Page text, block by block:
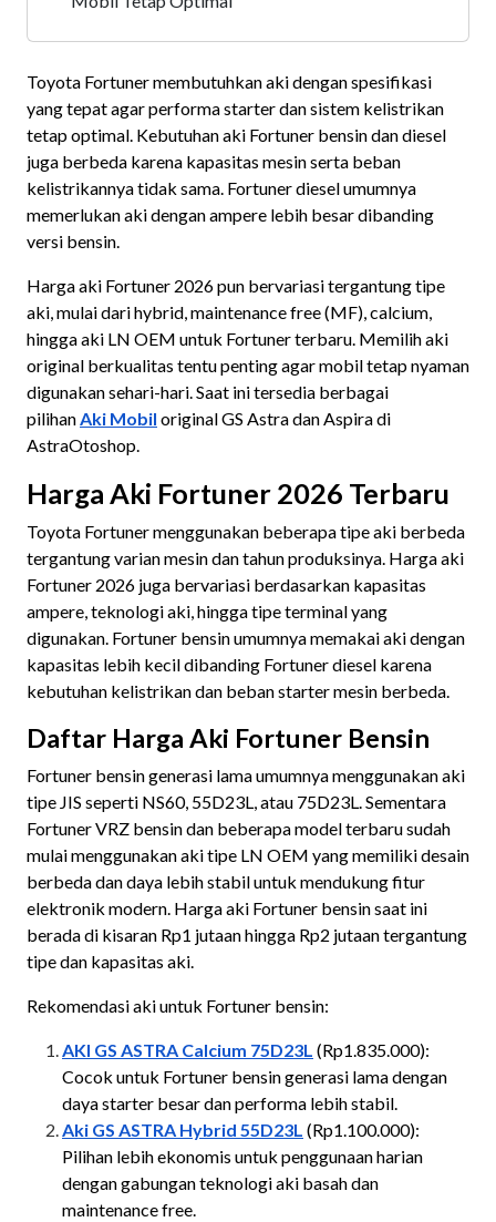
Toyota Fortuner membutuhkan aki dengan spesifikasi
yang tepat agar performa starter dan sistem kelistrikan
tetap optimal. Kebutuhan aki Fortuner bensin dan diesel
juga berbeda karena kapasitas mesin serta beban
kelistrikannya tidak sama. Fortuner diesel umumnya
memerlukan aki dengan ampere lebih besar dibanding
versi bensin.
Harga aki Fortuner 2026 pun bervariasi tergantung tipe
aki, mulai dari hybrid, maintenance free (MF), calcium,
hingga aki LN OEM untuk Fortuner terbaru. Memilih aki
original berkualitas tentu penting agar mobil tetap nyaman
digunakan sehari-hari. Saat ini tersedia berbagai
pilihan Aki Mobil original GS Astra dan Aspira di
AstraOtoshop.
Harga Aki Fortuner 2026 Terbaru
Toyota Fortuner menggunakan beberapa tipe aki berbeda
tergantung varian mesin dan tahun produksinya. Harga aki
Fortuner 2026 juga bervariasi berdasarkan kapasitas
ampere, teknologi aki, hingga tipe terminal yang
digunakan. Fortuner bensin umumnya memakai aki dengan
kapasitas lebih kecil dibanding Fortuner diesel karena
kebutuhan kelistrikan dan beban starter mesin berbeda.
Daftar Harga Aki Fortuner Bensin
Fortuner bensin generasi lama umumnya menggunakan aki
tipe JIS seperti NS60, 55D23L, atau 75D23L. Sementara
Fortuner VRZ bensin dan beberapa model terbaru sudah
mulai menggunakan aki tipe LN OEM yang memiliki desain
berbeda dan daya lebih stabil untuk mendukung fitur
elektronik modern. Harga aki Fortuner bensin saat ini
berada di kisaran Rp1 jutaan hingga Rp2 jutaan tergantung
tipe dan kapasitas aki.
Rekomendasi aki untuk Fortuner bensin:
AKI GS ASTRA Calcium 75D23L (Rp1.835.000):
Cocok untuk Fortuner bensin generasi lama dengan
daya starter besar dan performa lebih stabil.
Aki GS ASTRA Hybrid 55D23L (Rp1.100.000):
Pilihan lebih ekonomis untuk penggunaan harian
dengan gabungan teknologi aki basah dan
maintenance free.